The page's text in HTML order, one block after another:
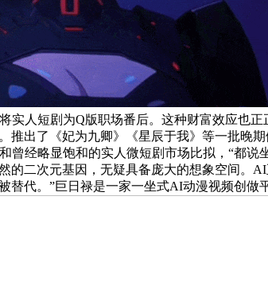
实人短剧为Q版职场番后。这种财富效应也
推出了《妃为九卿》《星辰于我》等一批晚
曾经略显饱和的实人微短剧市场比拟，“都
的二次元基因，无疑具备庞大的想象空间。
替代。”巨日禄是一家一坐式AI动漫视频创做